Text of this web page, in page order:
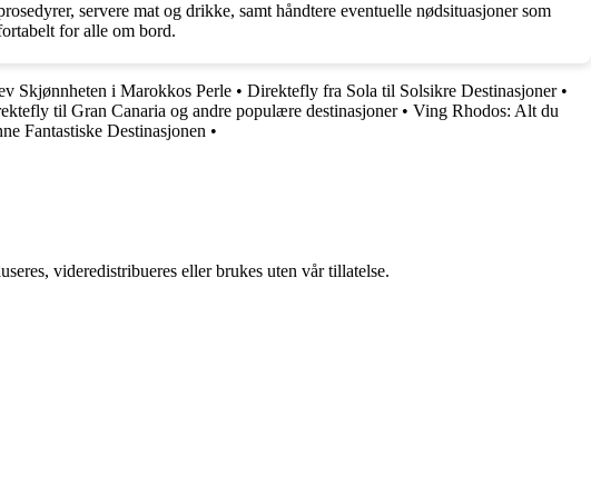
servere mat og drikke, samt håndtere eventuelle nødsituasjoner som
for alle om bord.
Skjønnheten i Marokkos Perle • Direktefly fra Sola til Solsikre Destinasjoner•
til Gran Canaria og andre populære destinasjoner• Ving Rhodos: Alt du
Fantastiske Destinasjonen •
videredistribueres eller brukes uten vår tillatelse.